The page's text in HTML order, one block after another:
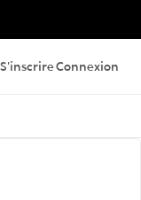
S'inscrireConnexion